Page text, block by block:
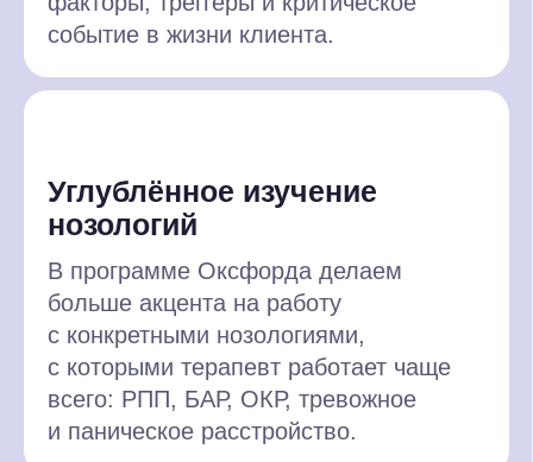
ментальных расстройств
и предпосылки к ним, а также
которые может использовать
Ваши навыки
после курса
Научитесь формулировать случай
Структурная
концептуализация